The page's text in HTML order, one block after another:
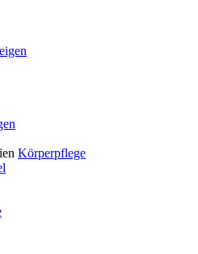
Körperpflege